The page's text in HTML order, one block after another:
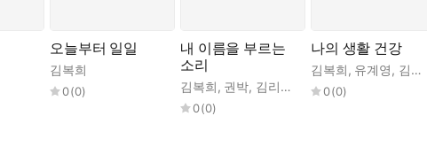
,김복희 ,김서해
오늘부터 일일
김복희
0(0)
내 이름을 부르는
소리
김복희, 권박, 김리윤 김은지,민구
0(0)
나의 생활 건강
김복희, 유계영, 김유림
0(0)